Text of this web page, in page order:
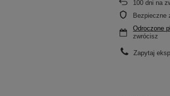
100 dni na
Bezpieczne
Odroczone
zwrócisz
Zapytaj